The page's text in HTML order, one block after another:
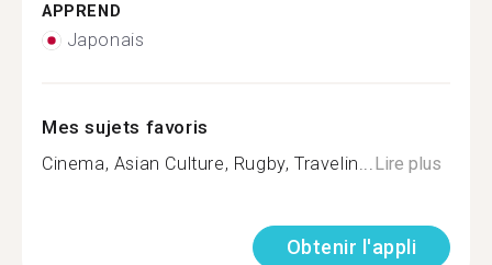
APPREND
Japonais
Mes sujets favoris
Cinema, Asian Culture, Rugby, Travelin...Lire plus
Obtenir l'appli